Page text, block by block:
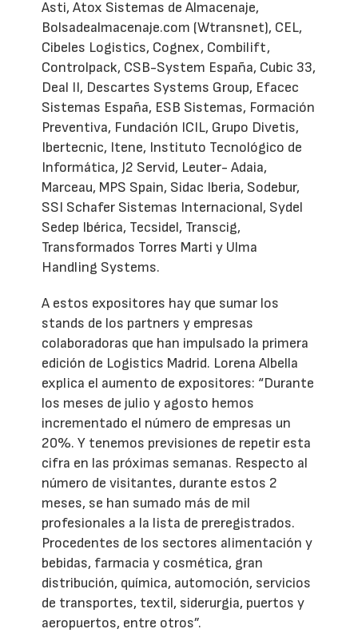
Asti, Atox Sistemas de Almacenaje,
Bolsadealmacenaje.com (Wtransnet), CEL,
Cibeles Logistics, Cognex, Combilift,
Controlpack, CSB-System España, Cubic 33,
Deal II, Descartes Systems Group, Efacec
Sistemas España, ESB Sistemas, Formación
Preventiva, Fundación ICIL, Grupo Divetis,
Ibertecnic, Itene, Instituto Tecnológico de
Informática, J2 Servid, Leuter- Adaia,
Marceau, MPS Spain, Sidac Iberia, Sodebur,
SSI Schafer Sistemas Internacional, Sydel
Sedep Ibérica, Tecsidel, Transcig,
Transformados Torres Marti y Ulma
Handling Systems.
A estos expositores hay que sumar los
stands de los partners y empresas
colaboradoras que han impulsado la primera
edición de Logistics Madrid. Lorena Albella
explica el aumento de expositores: “Durante
los meses de julio y agosto hemos
incrementado el número de empresas un
20%. Y tenemos previsiones de repetir esta
cifra en las próximas semanas. Respecto al
número de visitantes, durante estos 2
meses, se han sumado más de mil
profesionales a la lista de preregistrados.
Procedentes de los sectores alimentación y
bebidas, farmacia y cosmética, gran
distribución, química, automoción, servicios
de transportes, textil, siderurgia, puertos y
aeropuertos, entre otros”.